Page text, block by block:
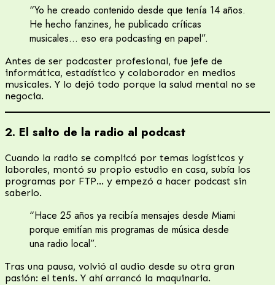
“Yo he creado contenido desde que tenía 14 años.
He hecho fanzines, he publicado críticas
musicales… eso era podcasting en papel”.
Antes de ser podcaster profesional, fue jefe de
informática, estadístico y colaborador en medios
musicales. Y lo dejó todo porque la salud mental no se
negocia.
2. El salto de la radio al podcast
Cuando la radio se complicó por temas logísticos y
laborales, montó su propio estudio en casa, subía los
programas por FTP… y empezó a hacer podcast sin
saberlo.
“Hace 25 años ya recibía mensajes desde Miami
porque emitían mis programas de música desde
una radio local”.
Tras una pausa, volvió al audio desde su otra gran
pasión: el tenis. Y ahí arrancó la maquinaria.